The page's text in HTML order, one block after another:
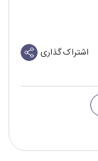
اشتراک گذاری